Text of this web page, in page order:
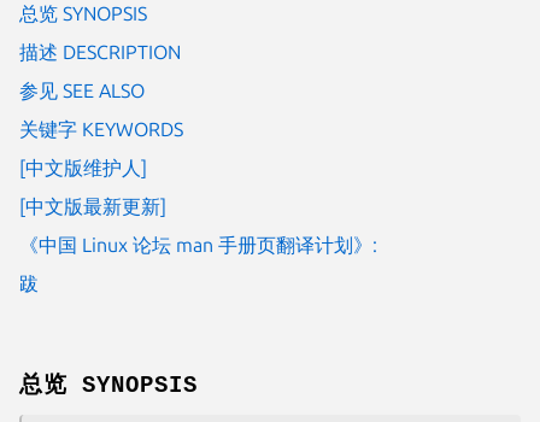
总览 SYNOPSIS
描述 DESCRIPTION
参见 SEE ALSO
关键字 KEYWORDS
[中文版维护人]
[中文版最新更新]
《中国 Linux 论坛 man 手册页翻译计划》:
跋
总览 SYNOPSIS